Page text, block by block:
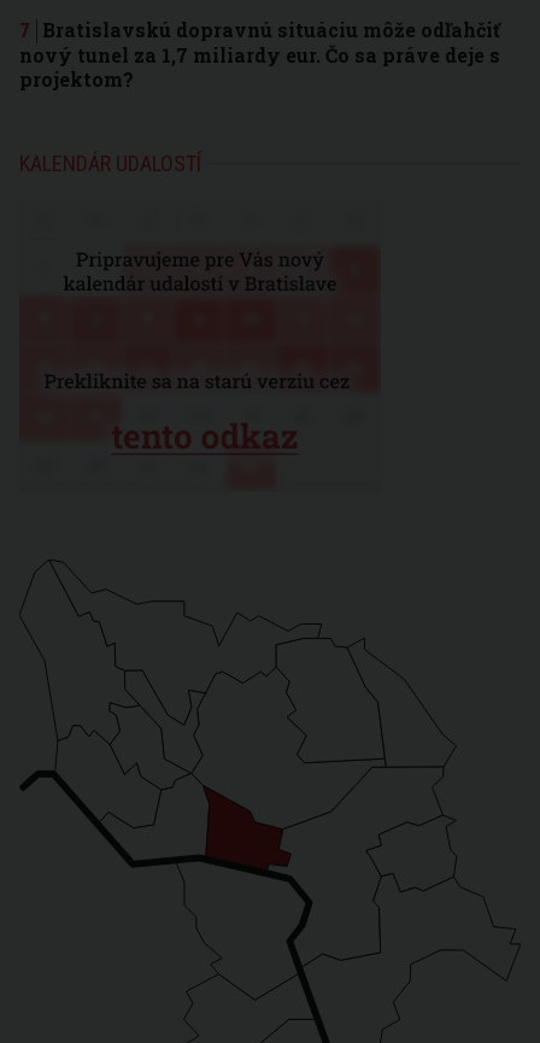
Bratislavskú dopravnú situáciu môže odľahčiť
nový tunel za 1,7 miliardy eur. Čo sa práve deje s
projektom?
KALENDÁR UDALOSTÍ